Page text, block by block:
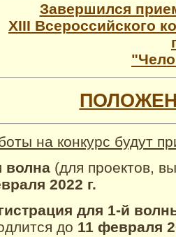
Завершился
XIII Всероссийского
на конкурс будут
волна (для проектов,
2022 г.
для 1-й
до 11 февраля